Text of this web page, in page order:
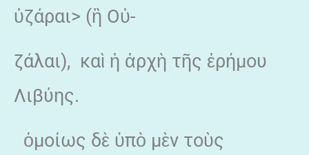
ὐζάραι> (ἢ Οὐ-
ζάλαι), καὶ ἡ ἀρχὴ τῆς ἐρήμου
Λιβύης.
ὁμοίως δὲ ὑπὸ μὲν τοὺς